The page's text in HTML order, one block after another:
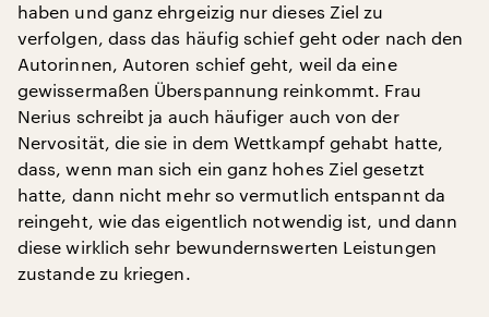
haben und ganz ehrgeizig nur dieses Ziel zu
verfolgen, dass das häufig schief geht oder nach den
Autorinnen, Autoren schief geht, weil da eine
gewissermaßen Überspannung reinkommt. Frau
Nerius schreibt ja auch häufiger auch von der
Nervosität, die sie in dem Wettkampf gehabt hatte,
dass, wenn man sich ein ganz hohes Ziel gesetzt
hatte, dann nicht mehr so vermutlich entspannt da
reingeht, wie das eigentlich notwendig ist, und dann
diese wirklich sehr bewundernswerten Leistungen
zustande zu kriegen.